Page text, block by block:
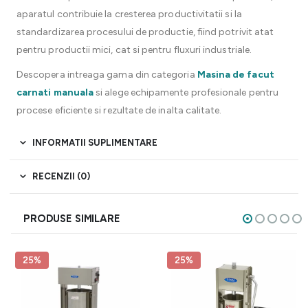
aparatul contribuie la cresterea productivitatii si la
standardizarea procesului de productie, fiind potrivit atat
pentru productii mici, cat si pentru fluxuri industriale.
Descopera intreaga gama din categoria Masina de facut
carnati manualasi alege echipamente profesionale pentru
procese eficiente si rezultate de inalta calitate.
INFORMATII SUPLIMENTARE
RECENZII (0)
PRODUSE SIMILARE
25% 25%